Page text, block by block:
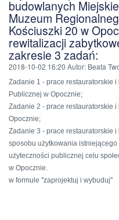
budowlanych
Muzeum
Kościuszki 20 w
rewitalizacji
zakresie 3 zadań:
2018-10-02 16:20 Autor: Beata
Zadanie 1 - prace restauratorskie
Publicznej w Opocznie;
Zadanie 2 - prace restauratorskie
Opocznie;
Zadanie 3 - prace restauratorskie
sposobu użytkowania
użyteczności publicznej celu
w Opocznie.
w formule "zaprojektuj i wybuduj"